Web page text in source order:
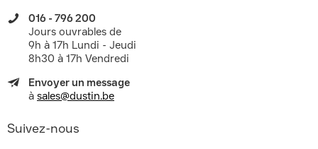
016 - 796 200
Jours ouvrables de
9h à 17h Lundi - Jeudi
8h30 à 17h Vendredi
Envoyer un message
à sales@dustin.be
Suivez-nous